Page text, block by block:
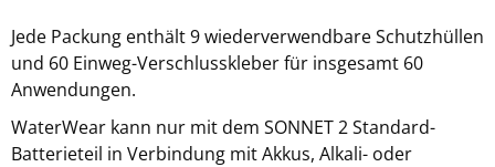
Jede Packung enthält 9 wiederverwendbare Schutzhüllen
und 60 Einweg-Verschlusskleber für insgesamt 60
Anwendungen.
WaterWear kann nur mit dem SONNET 2 Standard-
Batterieteil in Verbindung mit Akkus, Alkali- oder